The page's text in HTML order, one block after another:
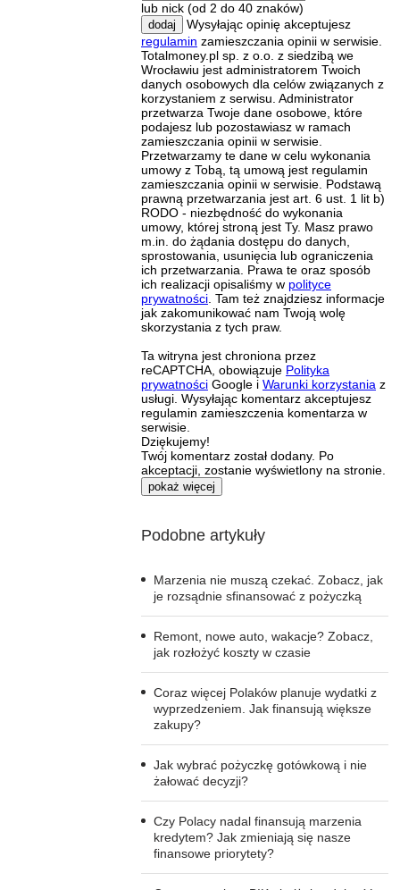
lub nick (od 2 do 40 znaków)
dodaj
Wysyłając opinię akceptujesz
regulamin zamieszczania opinii w serwisie.
Totalmoney.pl sp. z o.o. z siedzibą we
Wrocławiu jest administratorem Twoich
danych osobowych dla celów związanych z
korzystaniem z serwisu. Administrator
przetwarza Twoje dane osobowe, które
podajesz lub pozostawiasz w ramach
zamieszczania opinii w serwisie.
Przetwarzamy te dane w celu wykonania
umowy z Tobą, tą umową jest regulamin
zamieszczania opinii w serwisie. Podstawą
prawną przetwarzania jest art. 6 ust. 1 lit b)
RODO - niezbędność do wykonania
umowy, której stroną jest Ty. Masz prawo
m.in. do żądania dostępu do danych,
sprostowania, usunięcia lub ograniczenia
ich przetwarzania. Prawa te oraz sposób
ich realizacji opisaliśmy w polityce
prywatności . Tam też znajdziesz informacje
jak zakomunikować nam Twoją wolę
skorzystania z tych praw.
Ta witryna jest chroniona przez
reCAPTCHA, obowiązuje Polityka
prywatności Google i Warunki korzystania z
usługi. Wysyłając komentarz akceptujesz
regulamin zamieszczenia komentarza w
serwisie.
Dziękujemy!
Twój komentarz został dodany. Po
akceptacji, zostanie wyświetlony na stronie.
pokaż więcej
Podobne artykuły
Marzenia nie muszą czekać. Zobacz, jak
je rozsądnie sfinansować z pożyczką
Remont, nowe auto, wakacje? Zobacz,
jak rozłożyć koszty w czasie
Coraz więcej Polaków planuje wydatki z
wyprzedzeniem. Jak finansują większe
zakupy?
Jak wybrać pożyczkę gotówkową i nie
żałować decyzji?
Czy Polacy nadal finansują marzenia
kredytem? Jak zmieniają się nasze
finansowe priorytety?